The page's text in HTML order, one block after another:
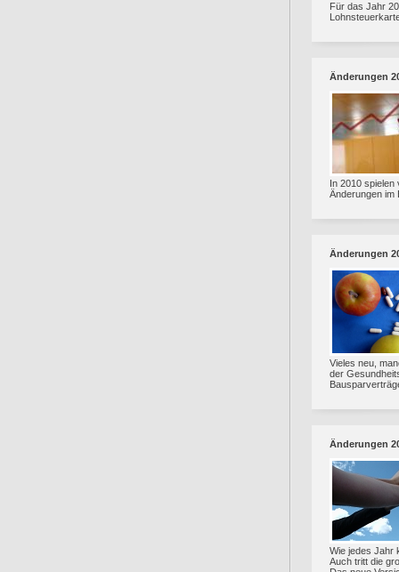
Für das Jahr
Änderungen
In 2010
Änderungen im
Änderungen
Vieles neu,
der
Änderungen
Wie jedes Jahr
Auch tritt die